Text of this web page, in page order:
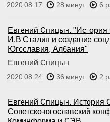
2020.08.17 28 минут 6
Евгений Спицын.
И.В.Сталин и создание
Югославия, Албания"
Евгений Спицын
2020.08.24 36 минут 2
Евгений Спицын.
Советско-югославский